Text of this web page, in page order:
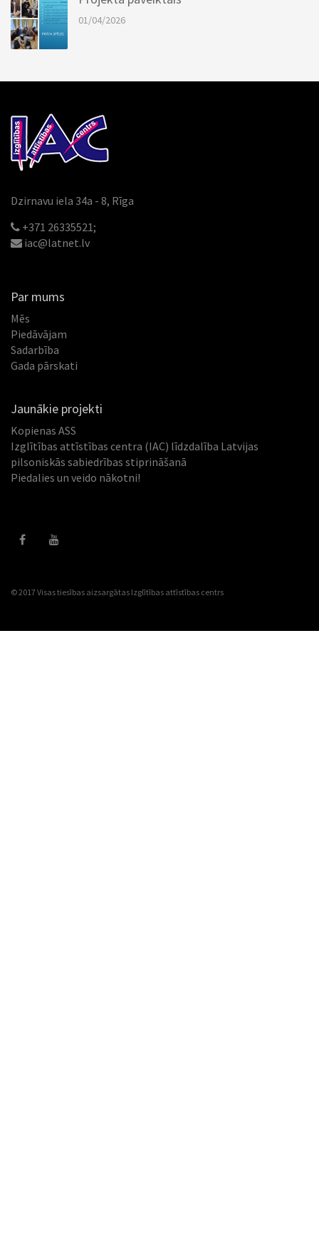
01/04/2026
Dzirnavu iela 34a - 8, Rīga
+371 26335521;
iac@latnet.lv
Par mums
Mēs
Piedāvājam
Sadarbība
Gada pārskati
Jaunākie projekti
Kopienas ASS
Izglītības attīstības centra (IAC) līdzdalība Latvijas
pilsoniskās sabiedrības stiprināšanā
Piedalies un veido nākotni!
© 2017 Visas tiesības aizsargātas Izglītības attīstības centrs